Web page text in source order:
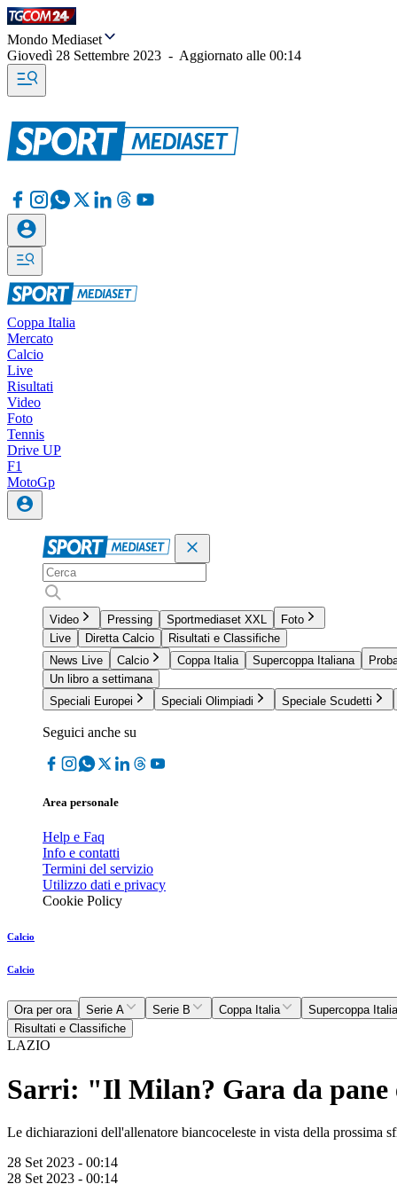
Mondo Mediaset
Giovedì 28 Settembre 2023 - Aggiornato alle 00:14
Coppa Italia
Mercato
Calcio
Live
Risultati
Video
Foto
Tennis
Drive UP
F1
MotoGp
Video Pressing Sportmediaset XXL
Foto
Live
Diretta Calcio
Risultati e Classifiche
News Live
Calcio Coppa Italia Supercoppa Italiana
Un libro a settimana
Speciali Europei
Speciali Olimpiadi Speciale Scudetti
Seguici anche su
Area personale
Help e Faq
Info e contatti
Termini del servizio
Utilizzo dati e privacy
Cookie Policy
Calcio
Calcio
Ora per ora Serie A Serie B Coppa Italia
Supercoppa
Risultati e Classifiche
LAZIO
Sarri: "Il Milan? Gara da pane
Le dichiarazioni dell'allenatore biancoceleste in vista della prossima
28 Set 2023 - 00:14
28 Set 2023 - 00:14